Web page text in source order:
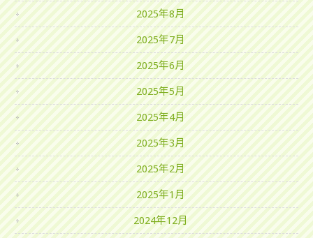
2025年8月
2025年7月
2025年6月
2025年5月
2025年4月
2025年3月
2025年2月
2025年1月
2024年12月